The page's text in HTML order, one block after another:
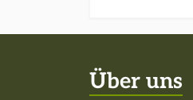
Über uns